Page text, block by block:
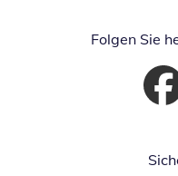
Folgen Sie